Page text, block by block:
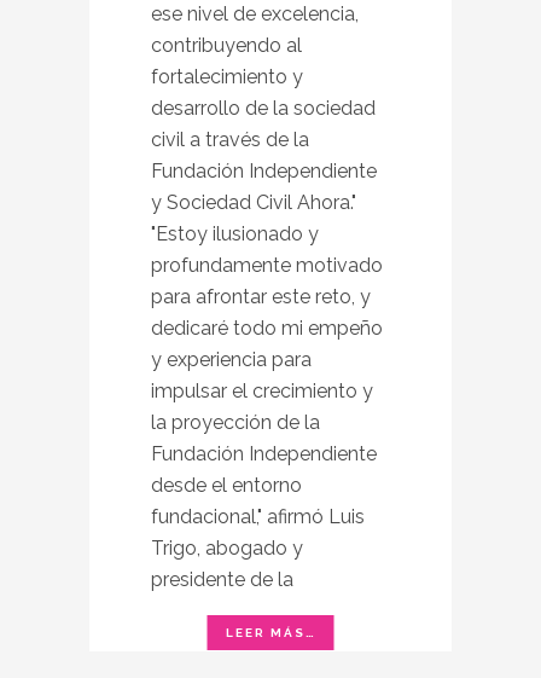
ese nivel de excelencia,
contribuyendo al
fortalecimiento y
desarrollo de la sociedad
civil a través de la
Fundación Independiente
y Sociedad Civil Ahora."
"Estoy ilusionado y
profundamente motivado
para afrontar este reto, y
dedicaré todo mi empeño
y experiencia para
impulsar el crecimiento y
la proyección de la
Fundación Independiente
desde el entorno
fundacional," afirmó Luis
Trigo, abogado y
presidente de la